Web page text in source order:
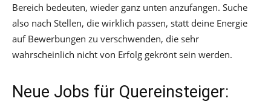
Bereich bedeuten, wieder ganz unten anzufangen. Suche
also nach Stellen, die wirklich passen, statt deine Energie
auf Bewerbungen zu verschwenden, die sehr
wahrscheinlich nicht von Erfolg gekrönt sein werden.
Neue Jobs für Quereinsteiger: